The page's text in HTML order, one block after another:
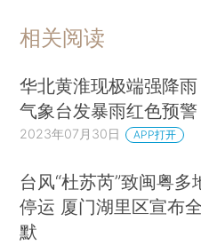
相关阅读
华北黄淮现极端强降
气象台发暴雨红色预警
2023年07月30日 APP打开
台风“杜苏芮”致闽粤多
停运 厦门湖里区宣布
默